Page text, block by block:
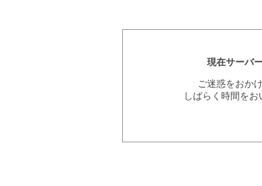
現在サーバ
ご迷惑をおか
しばらく時間を